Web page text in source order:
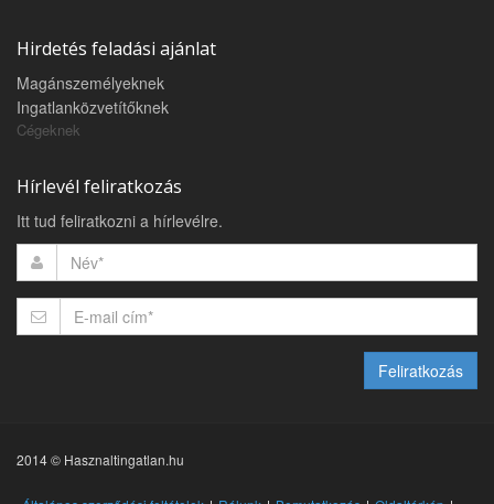
Hirdetés feladási ajánlat
Magánszemélyeknek
Ingatlanközvetítőknek
Cégeknek
Hírlevél feliratkozás
Itt tud feliratkozni a hírlevélre.
Feliratkozás
2014 © Hasznaltingatlan.hu